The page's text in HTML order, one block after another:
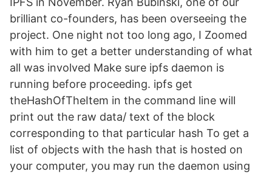
brilliant co-founders, has been overseeing the
project. One night not too long ago, I Zoomed
with him to get a better understanding of what
all was involved Make sure ipfs daemon is
running before proceeding. ipfs get
theHashOfTheItem in the command line will
print out the raw data/ text of the block
corresponding to that particular hash To get a
list of objects with the hash that is hosted on
your computer, you may run the daemon using